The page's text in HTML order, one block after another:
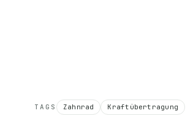
TAGS Zahnrad Kraftübertragung